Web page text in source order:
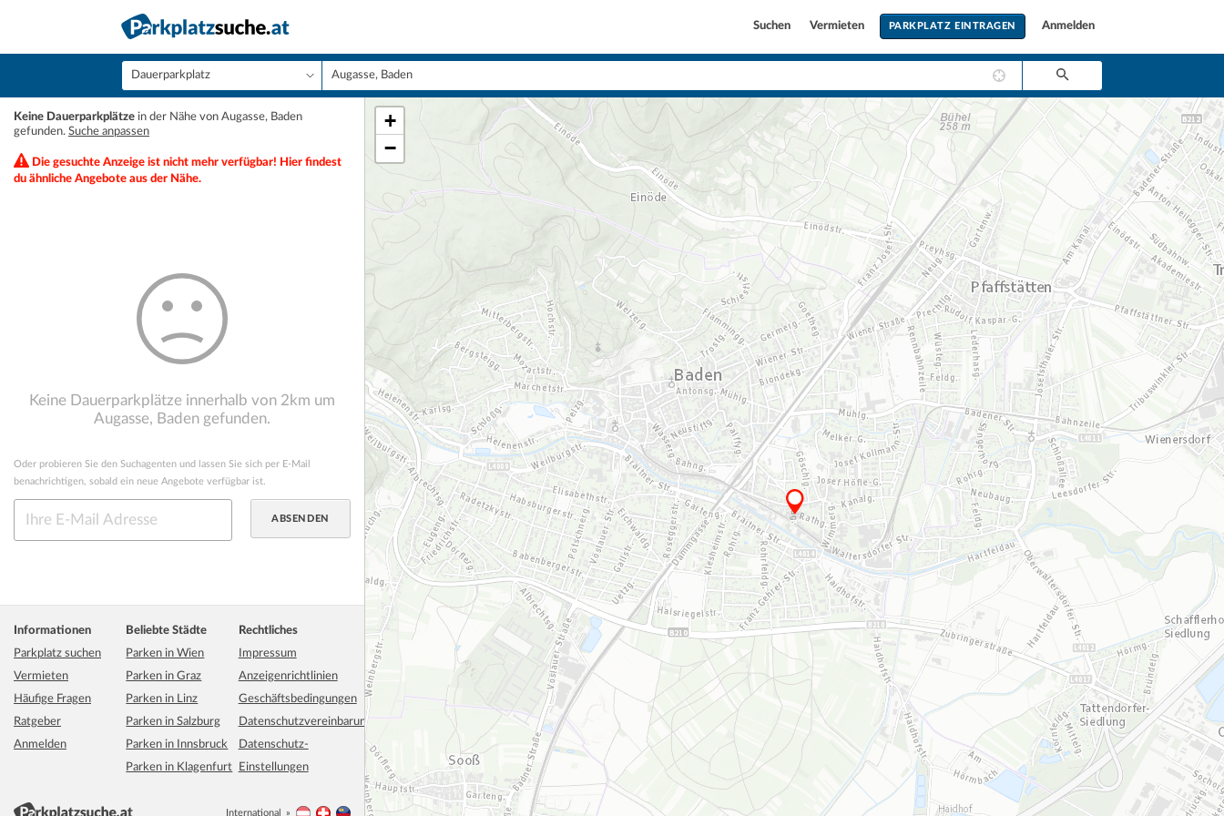
Suchen Vermieten PARKPLATZ EINTRAGEN Anmelden
Keine Dauerparkplätze in der Nähe von Augasse, Baden
gefunden. Suche anpassen
Die gesuchte Anzeige ist nicht mehr verfügbar! Hier findest
du ähnliche Angebote aus der Nähe.
Keine Dauerparkplätze innerhalb von 2km um
Augasse, Baden gefunden.
Oder probieren Sie den Suchagenten und lassen Sie sich per E-Mail
benachrichtigen, sobald ein neue Angebote verfügbar ist.
Informationen
Parkplatz suchen
Vermieten
Häufige Fragen
Ratgeber
Anmelden
Beliebte Städte
Parken in Wien
Parken in Graz
Parken in Linz
Parken in Salzburg
Parken in Innsbruck
Parken in Klagenfurt
Rechtliches
Impressum
Anzeigenrichtlinien
Geschäftsbedingungen
Datenschutzvereinbarung
Datenschutz-
Einstellungen
International
+
−